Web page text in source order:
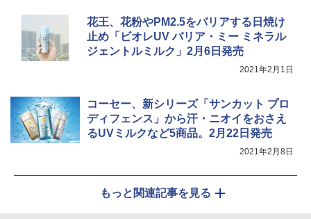
花王、花粉やPM2.5をバリアする日焼け
止め「ビオレUV バリア・ミー ミネラル
ジェントルミルク」2月6日発売
2021年2月1日
コーセー、新シリーズ「サンカット プロ
ディフェンス」から汗・ニオイをおさえ
るUVミルクなど5商品。2月22日発売
2021年2月8日
もっと関連記事を見る